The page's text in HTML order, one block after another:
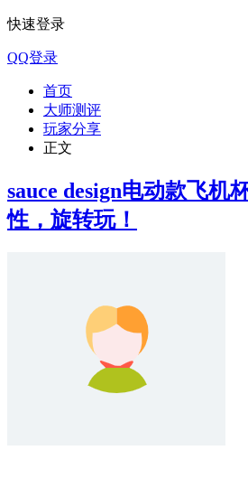
快速登录
QQ登录
首页
大师测评
玩家分享
正文
sauce design电动款飞机
性，旋转玩！